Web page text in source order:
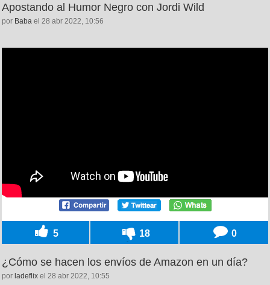
Apostando al Humor Negro con Jordi Wild
por Baba el 28 abr 2022, 10:56
5 18 0
¿Cómo se hacen los envíos de Amazon en un día?
por ladeflix el 28 abr 2022, 10:55